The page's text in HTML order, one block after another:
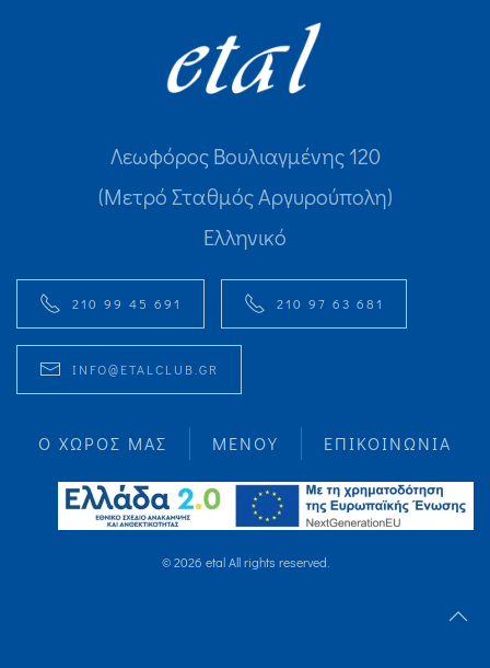
Λεωφόρος Βουλιαγμένης 120
(Μετρό Σταθμός Αργυρούπολη)
Ελληνικό
210 99 45 691 210 97 63 681
INFO@ETALCLUB.GR
Ο ΧΩΡΟΣ ΜΑΣ ΜΕΝΟΥ ΕΠΙΚΟΙΝΩΝΙΑ
©2026 etal All rights reserved.